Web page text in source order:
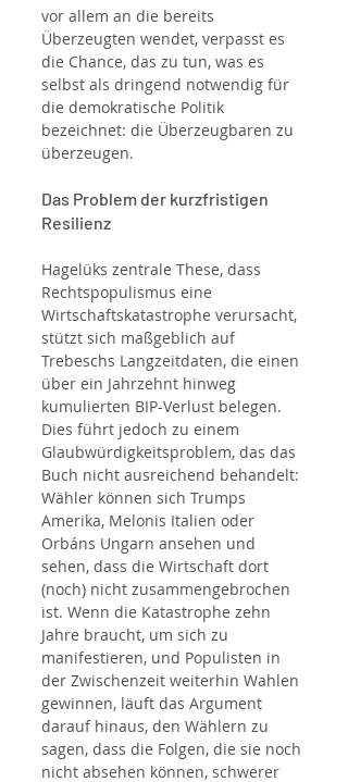
vor allem an die bereits
Überzeugten wendet, verpasst es
die Chance, das zu tun, was es
selbst als dringend notwendig für
die demokratische Politik
bezeichnet: die Überzeugbaren zu
überzeugen.
Das Problem der kurzfristigen
Resilienz
Hagelüks zentrale These, dass
Rechtspopulismus eine
Wirtschaftskatastrophe verursacht,
stützt sich maßgeblich auf
Trebeschs Langzeitdaten, die einen
über ein Jahrzehnt hinweg
kumulierten BIP-Verlust belegen.
Dies führt jedoch zu einem
Glaubwürdigkeitsproblem, das das
Buch nicht ausreichend behandelt:
Wähler können sich Trumps
Amerika, Melonis Italien oder
Orbáns Ungarn ansehen und
sehen, dass die Wirtschaft dort
(noch) nicht zusammengebrochen
ist. Wenn die Katastrophe zehn
Jahre braucht, um sich zu
manifestieren, und Populisten in
der Zwischenzeit weiterhin Wahlen
gewinnen, läuft das Argument
darauf hinaus, den Wählern zu
sagen, dass die Folgen, die sie noch
nicht absehen können, schwerer